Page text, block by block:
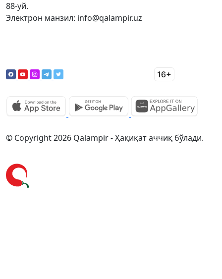
88-уй.
Электрон манзил: info@qalampir.uz
© Copyright 2026 Qalampir - Ҳақиқат аччиқ бўлади.